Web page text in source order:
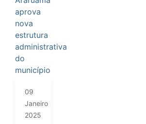
09
Janeiro
2025